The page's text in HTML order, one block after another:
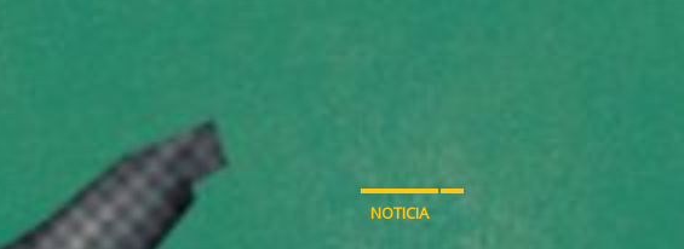
NOTICIA